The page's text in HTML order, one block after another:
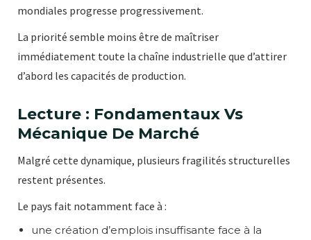
mondiales progresse progressivement.
La priorité semble moins être de maîtriser
immédiatement toute la chaîne industrielle que d’attirer
d’abord les capacités de production.
Lecture : Fondamentaux Vs
Mécanique De Marché
Malgré cette dynamique, plusieurs fragilités structurelles
restent présentes.
Le pays fait notamment face à :
une création d’emplois insuffisante face à la